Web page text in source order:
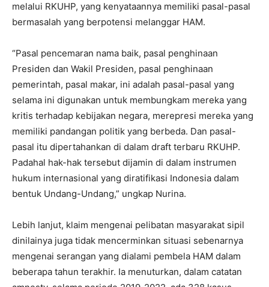
melalui RKUHP, yang kenyataannya memiliki pasal-pasal
bermasalah yang berpotensi melanggar HAM.
“Pasal pencemaran nama baik, pasal penghinaan
Presiden dan Wakil Presiden, pasal penghinaan
pemerintah, pasal makar, ini adalah pasal-pasal yang
selama ini digunakan untuk membungkam mereka yang
kritis terhadap kebijakan negara, merepresi mereka yang
memiliki pandangan politik yang berbeda. Dan pasal-
pasal itu dipertahankan di dalam draft terbaru RKUHP.
Padahal hak-hak tersebut dijamin di dalam instrumen
hukum internasional yang diratifikasi Indonesia dalam
bentuk Undang-Undang,” ungkap Nurina.
Lebih lanjut, klaim mengenai pelibatan masyarakat sipil
dinilainya juga tidak mencerminkan situasi sebenarnya
mengenai serangan yang dialami pembela HAM dalam
beberapa tahun terakhir. Ia menuturkan, dalam catatan